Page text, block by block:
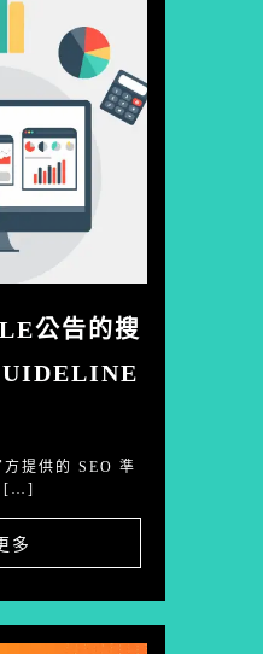
公告的搜
提供的 SEO 準
[…]
多